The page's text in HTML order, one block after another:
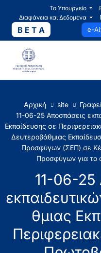
Το Υπουργείο
Διαφάνεια και Δεδομένα
B E T A e-
Αρχική site
11-06-25 Αποσπάσεις
Εκπαίδευσης σε
Δευτεροβάθμιας
Προσφύγων (ΣΕΠ) σε
Προσφύγων για το
11-06-25
θμιας